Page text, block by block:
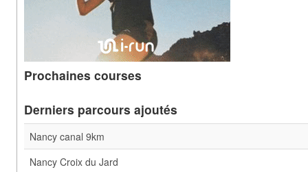
Prochaines courses
Derniers parcours ajoutés
Nancy canal 9km
Nancy Croix du Jard